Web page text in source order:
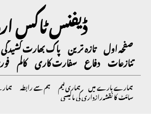
ڈیفنس ٹاکس
صفحہ اول تازہ ترین پاک بھارت کشیدگی
تنازعات دفاع سفارت کاری کالم
ہمارے بارے میں ہماری ٹیم ہم سے رابطہ
سائٹ کا نقشہرازداری کی پالیسی